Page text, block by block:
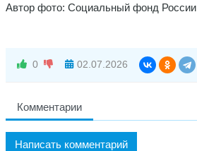
Автор фото: Социальный фонд России
0 02.07.2026
Комментарии
Написать комментарий